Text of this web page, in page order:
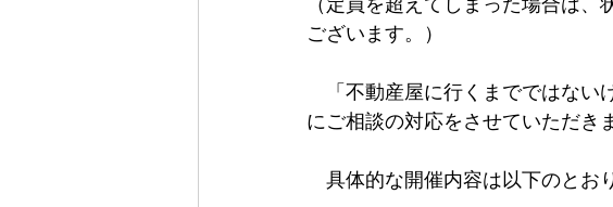
ございます。）
「不動産屋に行くまでではない
にご相談の対応をさせていただき
具体的な開催内容は以下のとお